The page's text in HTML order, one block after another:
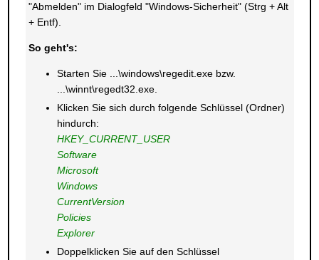
"Abmelden" im Dialogfeld "Windows-Sicherheit" (Strg + Alt
+ Entf).
So geht's:
Starten Sie ...\windows\regedit.exe bzw.
...\winnt\regedt32.exe.
Klicken Sie sich durch folgende Schlüssel (Ordner)
hindurch:
HKEY_CURRENT_USER
Software
Microsoft
Windows
CurrentVersion
Policies
Explorer
Doppelklicken Sie auf den Schlüssel